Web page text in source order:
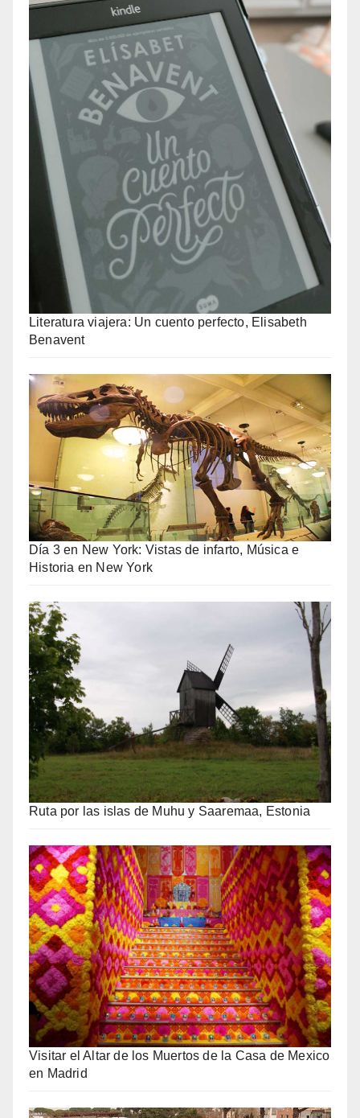
Literatura viajera: Un cuento perfecto, Elisabeth
Benavent
Día 3 en New York: Vistas de infarto, Música e
Historia en New York
Ruta por las islas de Muhu y Saaremaa, Estonia
Visitar el Altar de los Muertos de la Casa de Mexico
en Madrid